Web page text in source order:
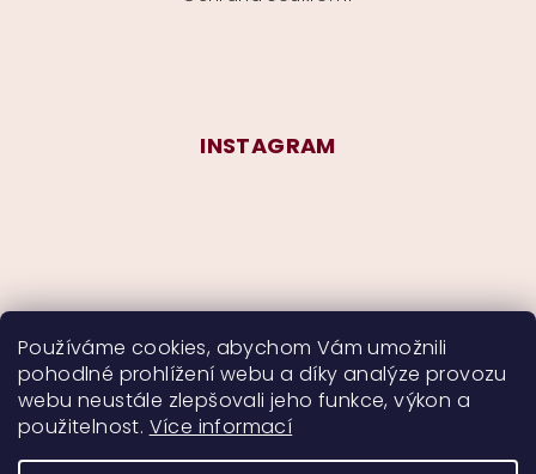
Používáme cookies, abychom Vám umožnili
pohodlné prohlížení webu a díky analýze provozu
webu neustále zlepšovali jeho funkce, výkon a
použitelnost. Více informací
INSTAGRAM
Sledovat na Instagramu